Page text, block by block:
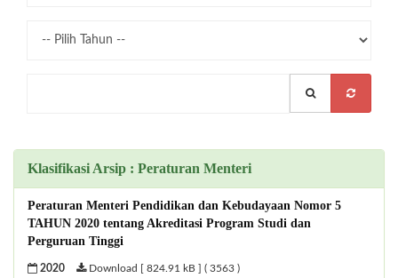
Klasifikasi Arsip : Peraturan Menteri
Peraturan Menteri Pendidikan dan Kebudayaan Nomor 5
TAHUN 2020 tentang Akreditasi Program Studi dan
Perguruan Tinggi
2020 Download [ 824.91 kB ] ( 3563 )